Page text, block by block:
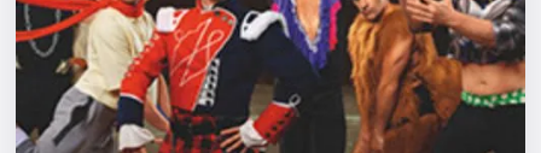
Спорт
События